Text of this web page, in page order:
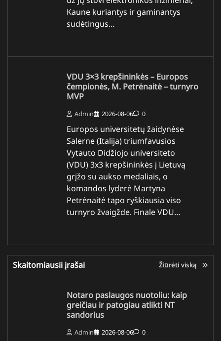
Kaune kuriantys ir gaminantys
sudėtingus…
VDU 3×3 krepšininkės – Europos
čempionės, M. Petrėnaitė – turnyro
MVP
Admin 2026-08-06 0
Europos universitetų žaidynėse
Salerne (Italija) triumfavusios
Vytauto Didžiojo universiteto
(VDU) 3x3 krepšininkės į Lietuvą
grįžo su aukso medaliais, o
komandos lyderė Martyna
Petrėnaitė tapo ryškiausia viso
turnyro žvaigžde. Finale VDU…
Skaitomiausii įrašai Žiūrėti viską
Notaro paslaugos nuotoliu: kaip
greičiau ir patogiau atlikti NT
sandorius
Admin 2026-08-06 0